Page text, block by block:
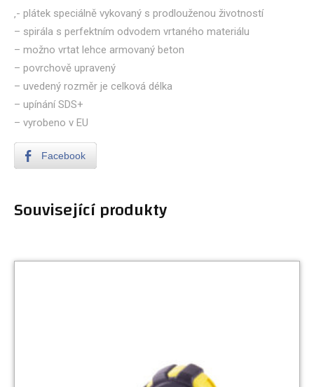
‚- plátek speciálně vykovaný s prodlouženou životností
– spirála s perfektním odvodem vrtaného materiálu
– možno vrtat lehce armovaný beton
– povrchově upravený
– uvedený rozměr je celková délka
– upínání SDS+
– vyrobeno v EU
Facebook
Související produkty